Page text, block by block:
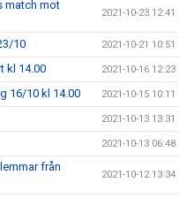
match mot
2021-10-23 12:41
10 2021-10-21 10:51
kl 14.00 2021-10-16 12:23
16/10 kl 14.00 2021-10-15 10:11
2021-10-13 13:31
2021-10-13 06:48
från
2021-10-12 13:34